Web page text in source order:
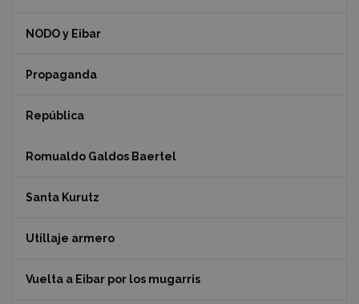
NODO y Eibar
Propaganda
República
Romualdo Galdos Baertel
Santa Kurutz
Utillaje armero
Vuelta a Eibar por los mugarris